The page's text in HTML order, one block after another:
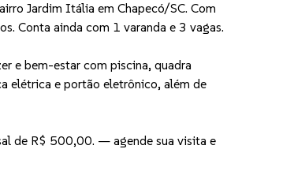
Jardim Itália em Chapecó/SC. Com
Conta ainda com 1 varanda e 3 vagas.
e bem-estar com piscina, quadra
elétrica e portão eletrônico, além de
de R$ 500,00. — agende sua visita e